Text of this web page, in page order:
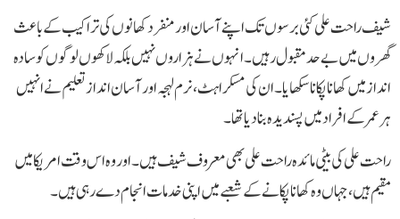
شیف راحت علی کئی برسوں تک اپنے آسان اور منفرد کھانوں کی تراکیب کے باعث
گھروں میں بے حد مقبول رہیں۔ انہوں نے ہزاروں نہیں بلکہ لاکھوں لوگوں کو سادہ
انداز میں کھانا پکانا سکھایا۔ ان کی مسکراہٹ، نرم لہجہ اور آسان انداز تعلیم نے انہیں
ہر عمر کے افراد میں پسندیدہ بنا دیا تھا۔
راحت علی کی بیٹی مائدہ راحت علی بھی معروف شیف ہیں۔ اور وہ اس وقت امریکا میں
مقیم ہیں، جہاں وہ کھانا پکانے کے شعبے میں اپنی خدمات انجام دے رہی ہیں۔